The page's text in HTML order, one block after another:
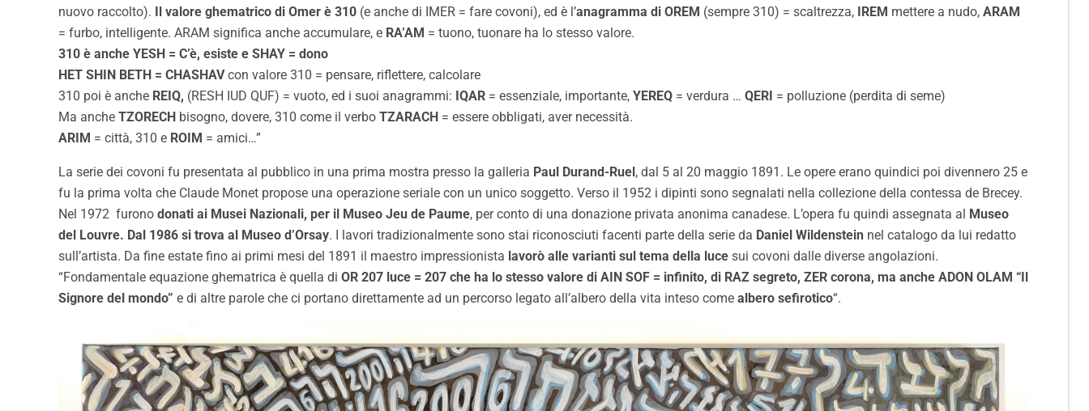
nuovo raccolto).
Il valore ghematrico di Omer è 310 (e anche di IMER = fare covoni), ed è l’anagramma di OREM (sempre 310) = scaltrezza, IREM mettere a nudo, ARAM
= furbo, intelligente. ARAM significa anche accumulare, e RA’AM = tuono, tuonare ha lo stesso valore.
310 è anche YESH = C’è, esiste e SHAY = dono
HET SHIN BETH = CHASHAVcon valore 310 = pensare, riflettere, calcolare
310 poi è anche REIQ, (RESH IUD QUF) = vuoto, ed i suoi anagrammi: IQAR = essenziale, importante, YEREQ = verdura … QERI = polluzione (perdita di seme)
Ma anche TZORECH bisogno, dovere, 310 come il verbo TZARACH = essere obbligati, aver necessità.
ARIM = città, 310 e ROIM = amici…”
La serie dei covoni fu presentata al pubblico in una prima mostra presso la galleria Paul Durand-Ruel , dal 5 al 20 maggio 1891. Le opere erano quindici poi divennero 25 e
fu la prima volta che Claude Monet propose una operazione seriale con un unico soggetto. Verso il 1952 i dipinti sono segnalati nella collezione della contessa de Brecey.
Nel 1972 furono donati ai Musei Nazionali, per il Museo Jeu de Paume, per conto di una donazione privata anonima canadese. L’opera fu quindi assegnata al
Museo
del Louvre. Dal 1986 si trova al Museo d’Orsay. I lavori tradizionalmente sono stai riconosciuti facenti parte della serie da Daniel Wildenstein nel catalogo da lui redatto
sull’artista. Da fine estate fino ai primi mesi del 1891 il maestro impressionista lavorò alle varianti sul tema della luce sui covoni dalle diverse angolazioni.
“Fondamentale equazione ghematrica è quella di OR 207 luce = 207 che ha lo stesso valore di AIN SOF = infinito, di RAZ segreto, ZER corona, ma anche ADON OLAM “Il
Signore del mondo” e di altre parole che ci portano direttamente ad un percorso legato all’albero della vita inteso come albero sefirotico“.